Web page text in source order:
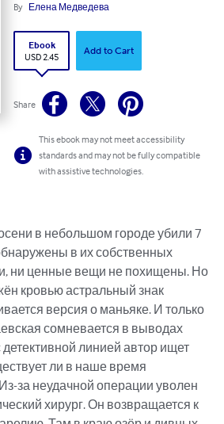
By Елена Медведева
Ebook
USD 2.45
Add to Cart
Share
This ebook may not meet accessibility
standards and may not be fully compatible
with assistive technologies.
в небольшом городе убили 7
в их собственных
ни ценные вещи не похищены. Но
кровью астральный знак
версия о маньяке. И только
сомневается в выводах
линией автор ищет
ли в наше время
за неудачной операции уволен
хирург. Он возвращается к